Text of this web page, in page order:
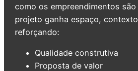
como os empreendimentos
projeto ganha espaço,
reforçando:
Qualidade construtiva
Proposta de valor